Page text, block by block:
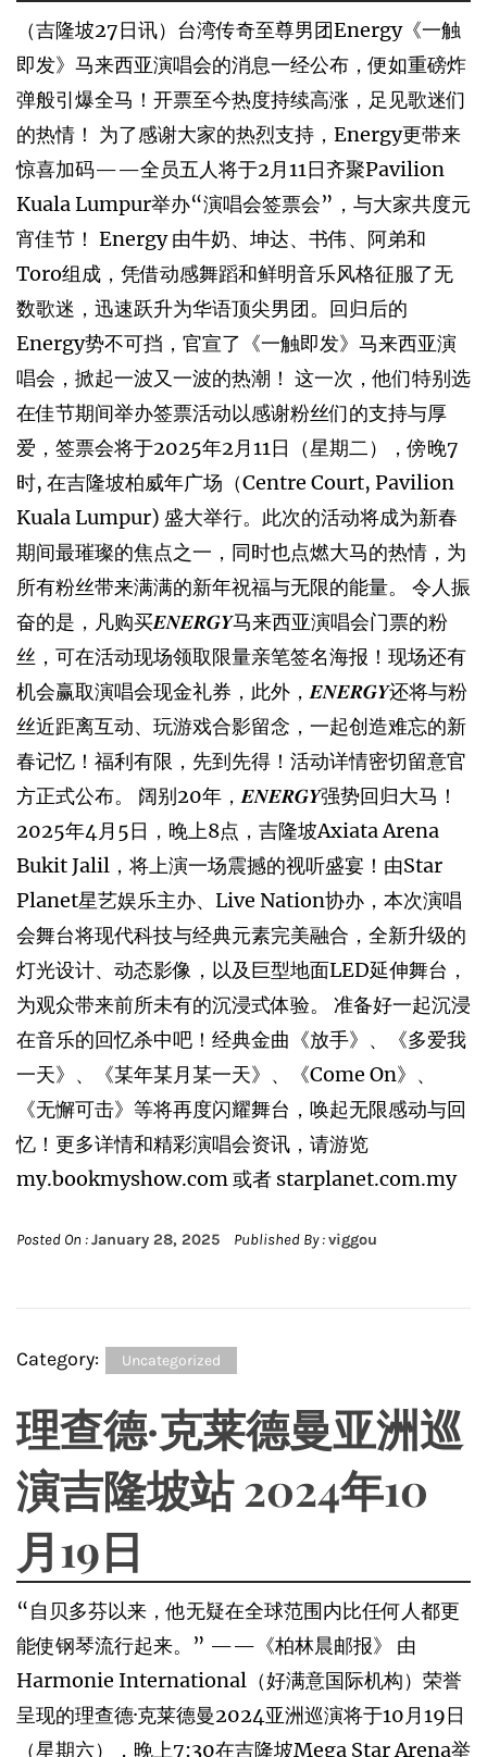
（吉隆坡27日讯）台湾传奇至尊男团Energy《一触
即发》马来西亚演唱会的消息一经公布，便如重磅炸
弹般引爆全马！开票至今热度持续高涨，足见歌迷们
的热情！ 为了感谢大家的热烈支持，Energy更带来
惊喜加码——全员五人将于2月11日齐聚Pavilion
Kuala Lumpur举办“演唱会签票会”，与大家共度元
宵佳节！ Energy 由牛奶、坤达、书伟、阿弟和
Toro组成，凭借动感舞蹈和鲜明音乐风格征服了无
数歌迷，迅速跃升为华语顶尖男团。回归后的
Energy势不可挡，官宣了《一触即发》马来西亚演
唱会，掀起一波又一波的热潮！ 这一次，他们特别选
在佳节期间举办签票活动以感谢粉丝们的支持与厚
爱，签票会将于2025年2月11日（星期二），傍晚7
时, 在吉隆坡柏威年广场（Centre Court, Pavilion
Kuala Lumpur) 盛大举行。此次的活动将成为新春
期间最璀璨的焦点之一，同时也点燃大马的热情，为
所有粉丝带来满满的新年祝福与无限的能量。 令人振
奋的是，凡购买𝑬𝑵𝑬𝑹𝑮𝒀马来西亚演唱会门票的粉
丝，可在活动现场领取限量亲笔签名海报！现场还有
机会赢取演唱会现金礼券，此外，𝑬𝑵𝑬𝑹𝑮𝒀还将与粉
丝近距离互动、玩游戏合影留念，一起创造难忘的新
春记忆！福利有限，先到先得！活动详情密切留意官
方正式公布。 阔别20年，𝑬𝑵𝑬𝑹𝑮𝒀强势回归大马！
2025年4月5日，晚上8点，吉隆坡Axiata Arena
Bukit Jalil，将上演一场震撼的视听盛宴！由Star
Planet星艺娱乐主办、Live Nation协办，本次演唱
会舞台将现代科技与经典元素完美融合，全新升级的
灯光设计、动态影像，以及巨型地面LED延伸舞台，
为观众带来前所未有的沉浸式体验。 准备好一起沉浸
在音乐的回忆杀中吧！经典金曲《放手》、《多爱我
一天》、《某年某月某一天》、《Come On》、
《无懈可击》等将再度闪耀舞台，唤起无限感动与回
忆！更多详情和精彩演唱会资讯，请游览
my.bookmyshow.com 或者 starplanet.com.my
Posted On :January 28, 2025 Published By :viggou
Category: Uncategorized
理查德·克莱德曼亚洲巡
演吉隆坡站 2024年10
月19日
“自贝多芬以来，他无疑在全球范围内比任何人都更
能使钢琴流行起来。” ——《柏林晨邮报》 由
Harmonie International（好满意国际机构）荣誉
呈现的理查德·克莱德曼2024亚洲巡演将于10月19日
（星期六），晚上7:30在吉隆坡Mega Star Arena举